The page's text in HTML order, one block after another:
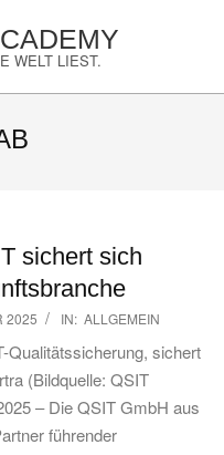
WELT LIEST.
sichert sich
2025 IN: ALLGEMEIN
Qualitätssicherung, sichert
(Bildquelle: QSIT
– Die QSIT GmbH aus
führender